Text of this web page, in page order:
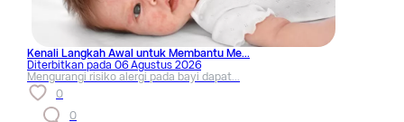
Kenali Langkah Awal untuk Membantu Me...
Diterbitkan pada 06 Agustus 2026
Mengurangi risiko alergi pada bayi dapat...
0
0